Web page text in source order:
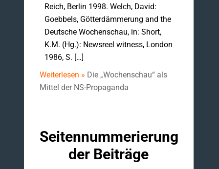
Reich, Berlin 1998. Welch, David:
Goebbels, Götterdämmerung and the
Deutsche Wochenschau, in: Short,
K.M. (Hg.): Newsreel witness, London
1986, S. […]
Weiterlesen » Die „Wochenschau“ als
Mittel der NS-Propaganda
Seitennummerierung
der Beiträge